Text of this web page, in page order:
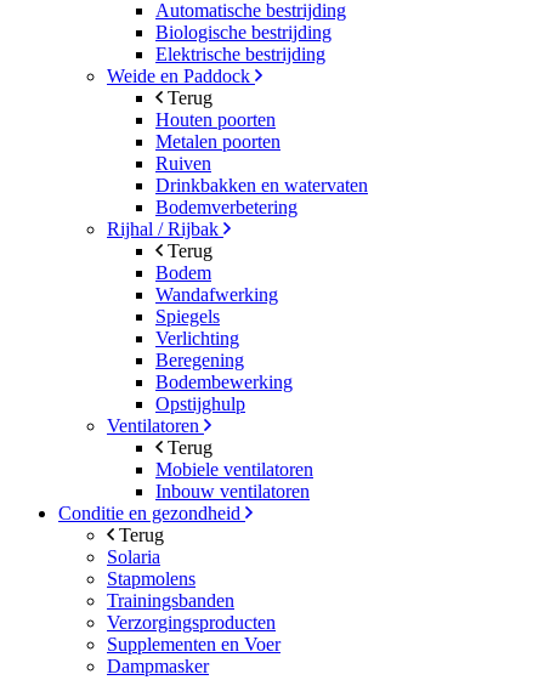
Automatische bestrijding
Biologische bestrijding
Elektrische bestrijding
Weide en Paddock
Terug
Houten poorten
Metalen poorten
Ruiven
Drinkbakken en watervaten
Bodemverbetering
Rijhal / Rijbak
Terug
Bodem
Wandafwerking
Spiegels
Verlichting
Beregening
Bodembewerking
Opstijghulp
Ventilatoren
Terug
Mobiele ventilatoren
Inbouw ventilatoren
Conditie en gezondheid
Terug
Solaria
Stapmolens
Trainingsbanden
Verzorgingsproducten
Supplementen en Voer
Dampmasker